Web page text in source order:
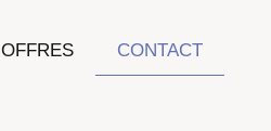
OFFRES CONTACT